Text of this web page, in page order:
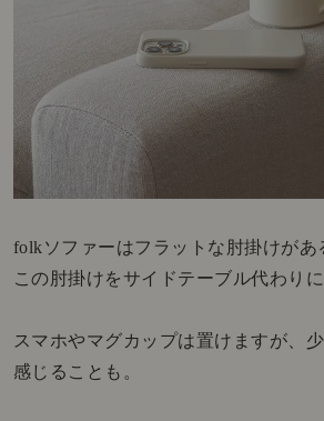
folkソファーはフラットな肘掛けがあ
この肘掛けをサイドテーブル代わり
スマホやマグカップは置けますが、
感じることも。